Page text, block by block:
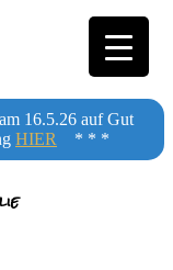
16.5.26 auf Gut
HIER * * *